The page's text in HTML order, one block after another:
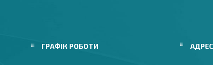
ГРАФІК РОБОТИ